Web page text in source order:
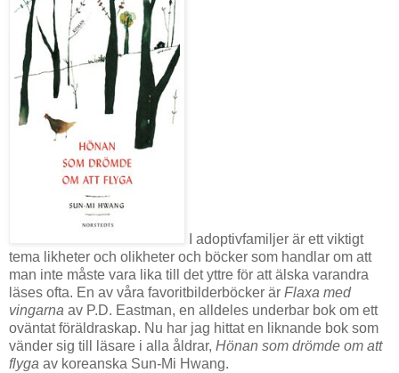
I adoptivfamiljer är ett viktigt
tema likheter och olikheter och böcker som handlar om att
man inte måste vara lika till det yttre för att älska varandra
läses ofta. En av våra favoritbilderböcker är Flaxa med
vingarna av P.D. Eastman, en alldeles underbar bok om ett
oväntat föräldraskap. Nu har jag hittat en liknande bok som
vänder sig till läsare i alla åldrar, Hönan som drömde om att
flyga av koreanska Sun-Mi Hwang.